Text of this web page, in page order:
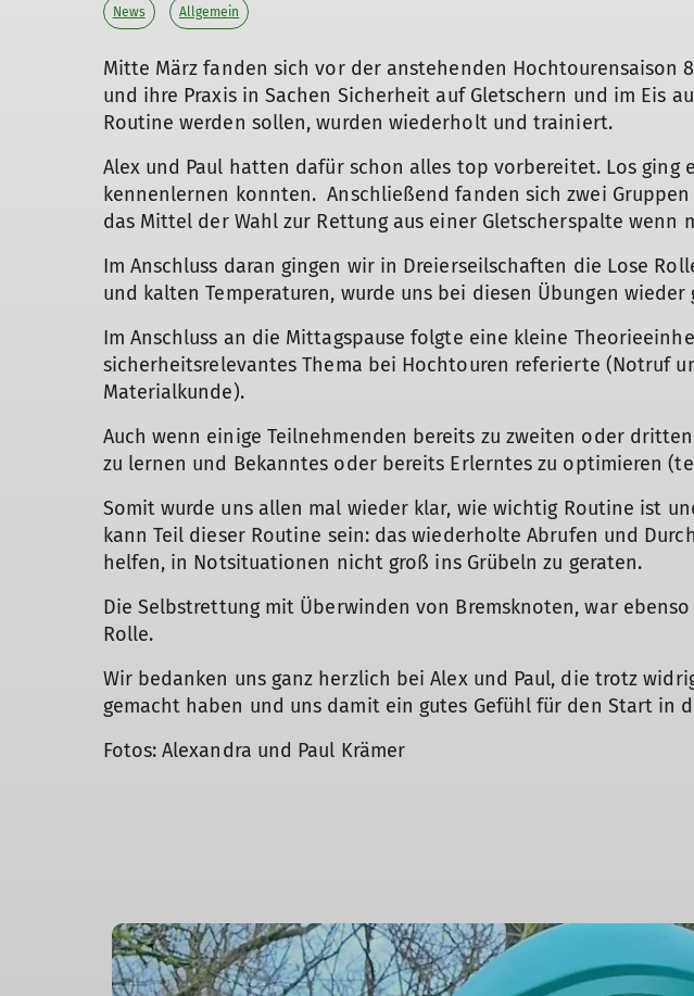
News Allgemein
Mitte März fanden sich vor der anstehenden Hochtourensaison
und ihre Praxis in Sachen Sicherheit auf Gletschern und im Eis
Routine werden sollen, wurden wiederholt und trainiert.
Alex und Paul hatten dafür schon alles top vorbereitet. Los ging
kennenlernen konnten. Anschließend fanden sich zwei
das Mittel der Wahl zur Rettung aus einer Gletscherspalte
Im Anschluss daran gingen wir in Dreierseilschaften die Lose
und kalten Temperaturen, wurde uns bei diesen Übungen wieder
Im Anschluss an die Mittagspause folgte eine kleine
sicherheitsrelevantes Thema bei Hochtouren referierte (Notruf
Materialkunde).
Auch wenn einige Teilnehmenden bereits zu zweiten oder
zu lernen und Bekanntes oder bereits Erlerntes zu optimieren
Somit wurde uns allen mal wieder klar, wie wichtig Routine ist
kann Teil dieser Routine sein: das wiederholte Abrufen und
helfen, in Notsituationen nicht groß ins Grübeln zu geraten.
Die Selbstrettung mit Überwinden von Bremsknoten, war
Rolle.
Wir bedanken uns ganz herzlich bei Alex und Paul, die trotz
gemacht haben und uns damit ein gutes Gefühl für den Start in
Fotos: Alexandra und Paul Krämer